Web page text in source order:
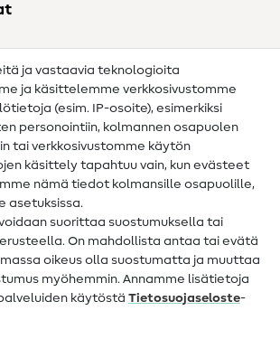
ja vastaavia teknologioita
ja käsittelemme verkkosivustomme
(esim. IP-osoite), esimerkiksi
personointiin, kolmannen osapuolen
tai verkkosivustomme käytön
käsittely tapahtuu vain, kun evästeet
nämä tiedot kolmansille osapuolille,
asetuksissa.
suorittaa suostumuksella tai
On mahdollista antaa tai evätä
oikeus olla suostumatta ja muuttaa
myöhemmin. Annamme lisätietoja
käytöstä Tietosuojaseloste-